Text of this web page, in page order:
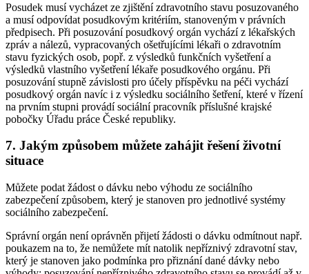
Posudek musí vycházet ze zjištění zdravotního stavu posuzovaného
a musí odpovídat posudkovým kritériím, stanoveným v právních
předpisech. Při posuzování posudkový orgán vychází z lékařských
zpráv a nálezů, vypracovaných ošetřujícími lékaři o zdravotním
stavu fyzických osob, popř. z výsledků funkčních vyšetření a
výsledků vlastního vyšetření lékaře posudkového orgánu. Při
posuzování stupně závislosti pro účely příspěvku na péči vychází
posudkový orgán navíc i z výsledku sociálního šetření, které v řízení
na prvním stupni provádí sociální pracovník příslušné krajské
pobočky Úřadu práce České republiky.
7. Jakým způsobem můžete zahájit řešení životní
situace
Můžete podat žádost o dávku nebo výhodu ze sociálního
zabezpečení způsobem, který je stanoven pro jednotlivé systémy
sociálního zabezpečení.
Správní orgán není oprávněn přijetí žádosti o dávku odmítnout např.
poukazem na to, že nemůžete mít natolik nepříznivý zdravotní stav,
který je stanoven jako podmínka pro přiznání dané dávky nebo